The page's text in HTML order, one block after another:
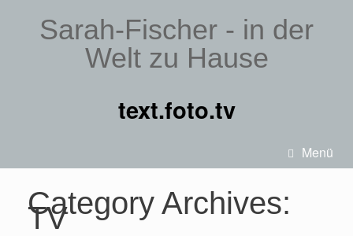
Sarah-Fischer - in der
Welt zu Hause
text.foto.tv
Menü
Category Archives:
TV